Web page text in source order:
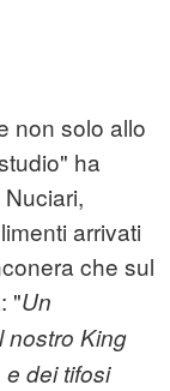
non solo allo
ha
arrivati
che sul
"Un
nostro King
dei tifosi